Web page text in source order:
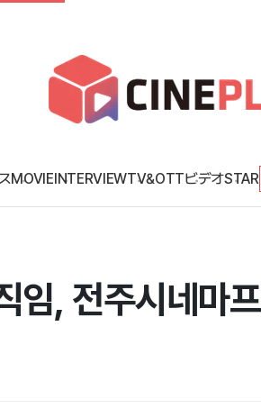
MOVIEINTERVIEWTV&OTTビデオSTAR
, 전주시네마프